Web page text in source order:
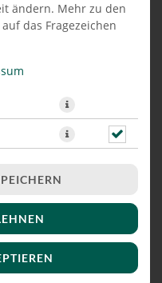
ändern. Mehr zu den
das Fragezeichen